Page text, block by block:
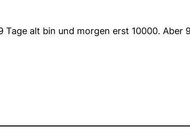
alt bin und morgen erst 10000. Aber